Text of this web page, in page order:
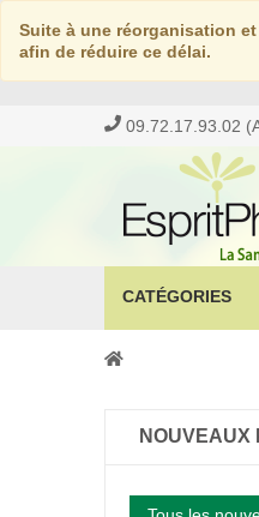
Suite à une réorganisation
afin de réduire ce délai.
09.72.17.93.02
CATÉGORIES
NOUVEAUX